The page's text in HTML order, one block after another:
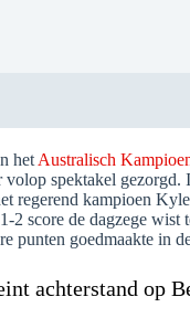
het Australisch
spektakel gezorgd.
regerend kampioen
2 score de dagzege wist
punten goedmaakte in
achterstand op